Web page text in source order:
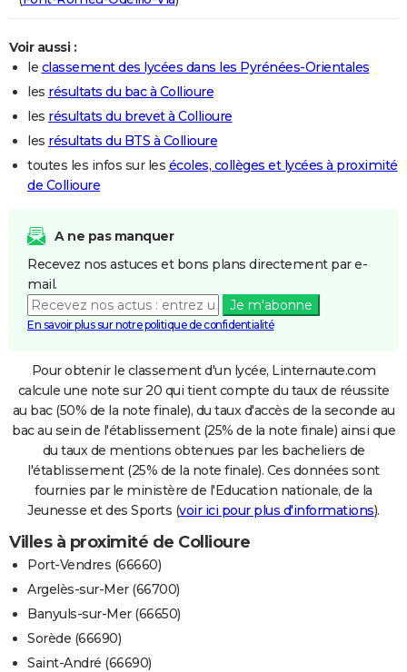
Voir aussi :
le classement des lycées dans les Pyrénées-Orientales
les résultats du bac à Collioure
les résultats du brevet à Collioure
les résultats du BTS à Collioure
toutes les infos sur les écoles, collèges et lycées à proximité
de Collioure
A ne pas manquer
Recevez nos astuces et bons plans directement par e-
mail.
Je m'abonne
En savoir plus sur notre politique de confidentialité
Pour obtenir le classement d'un lycée, Linternaute.com
calcule une note sur 20 qui tient compte du taux de réussite
au bac (50% de la note finale), du taux d'accès de la seconde au
bac au sein de l'établissement (25% de la note finale) ainsi que
du taux de mentions obtenues par les bacheliers de
l'établissement (25% de la note finale). Ces données sont
fournies par le ministère de l'Education nationale, de la
Jeunesse et des Sports (voir ici pour plus d'informations).
Villes à proximité de Collioure
Port-Vendres (66660)
Argelès-sur-Mer (66700)
Banyuls-sur-Mer (66650)
Sorède (66690)
Saint-André (66690)